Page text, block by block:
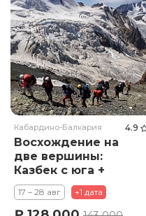
Кабардино-Балкария 4.9
Восхождение на
две вершины:
Казбек с юга +
Эльбрус. Тариф
Премиум
17 – 28 авг +1 дата